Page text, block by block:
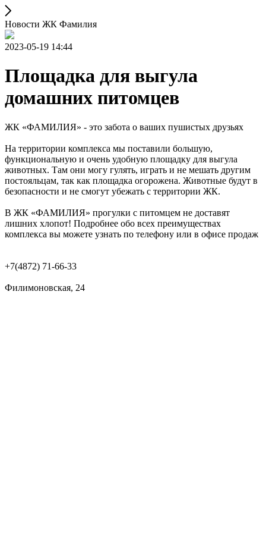
Новости ЖК Фамилия
2023-05-19 14:44
Площадка для выгула
домашних питомцев
ЖК «ФАМИЛИЯ» - это забота о ваших пушистых друзьях
На территории комплекса мы поставили большую,
функциональную и очень удобную площадку для выгула
животных. Там они могу гулять, играть и не мешать другим
постояльцам, так как площадка огорожена. Животные будут в
безопасности и не смогут убежать с территории ЖК.
В ЖК «ФАМИЛИЯ» прогулки с питомцем не доставят
лишних хлопот! Подробнее обо всех преимуществах
комплекса вы можете узнать по телефону или в офисе продаж
+7(4872) 71-66-33
Филимоновская, 24